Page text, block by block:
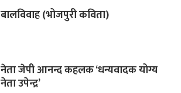
बालविवाह (भोजपुरी कविता)
नेता जेपी आनन्द कहलक ‘धन्यवादक योग्य
नेता उपेन्द्र’